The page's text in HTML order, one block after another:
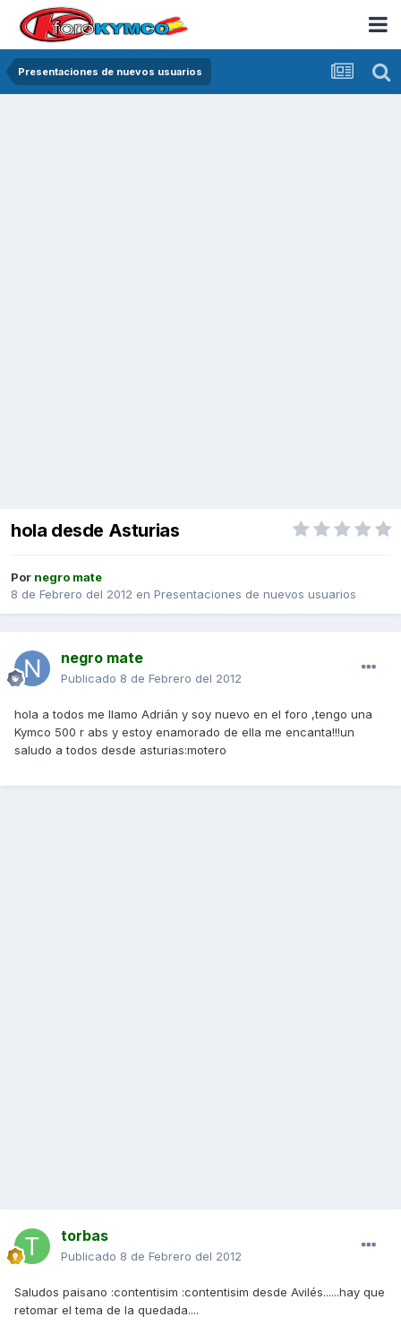
Presentaciones de nuevos usuarios
hola desde Asturias
Por negro mate
8 de Febrero del 2012 en Presentaciones de nuevos usuarios
negro mate
Publicado 8 de Febrero del 2012
hola a todos me llamo Adrián y soy nuevo en el foro ,tengo una
Kymco 500 r abs y estoy enamorado de ella me encanta!!!un
saludo a todos desde asturias:motero
torbas
Publicado 8 de Febrero del 2012
Saludos paisano :contentisim :contentisim desde Avilés......hay que
retomar el tema de la quedada....